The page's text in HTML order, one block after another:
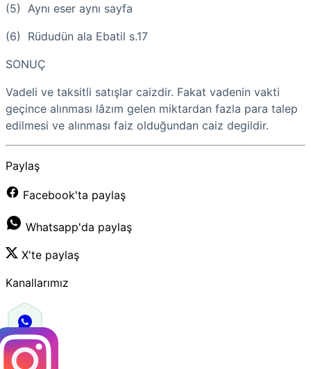
(5) Aynı eser aynı sayfa
(6) Rüdudün ala Ebatil s.17
SONUÇ
Vadeli ve taksitli satışlar caizdir. Fakat vadenin vakti
geçince alınması lâzım gelen miktardan fazla para talep
edilmesi ve alınması faiz olduğundan caiz degildir.
Paylaş
Facebook'ta paylaş
Whatsapp'da paylaş
X'te paylaş
Kanallarımız